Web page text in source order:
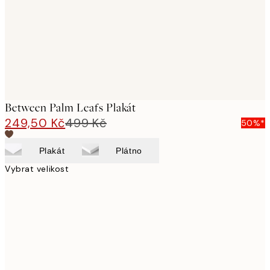
Between Palm Leafs Plakát
249,50 Kč499 Kč 50%*
Plakát Plátno
Vybrat velikost